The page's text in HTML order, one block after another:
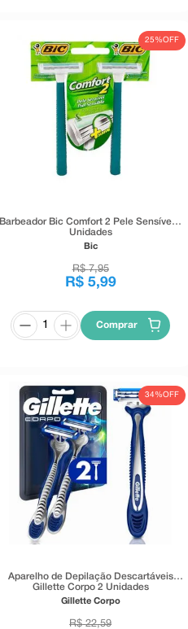
25%OFF
Barbeador Bic Comfort 2 Pele Sensível 2
Unidades
Bic
R$ 7,95
R$ 5,99
Comprar
34%OFF
Aparelho de Depilação Descartáveis
Gillette Corpo 2 Unidades
Gillette Corpo
R$ 22,59